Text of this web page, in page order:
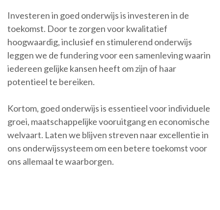
Investeren in goed onderwijs is investeren in de
toekomst. Door te zorgen voor kwalitatief
hoogwaardig, inclusief en stimulerend onderwijs
leggen we de fundering voor een samenleving waarin
iedereen gelijke kansen heeft om zijn of haar
potentieel te bereiken.
Kortom, goed onderwijs is essentieel voor individuele
groei, maatschappelijke vooruitgang en economische
welvaart. Laten we blijven streven naar excellentie in
ons onderwijssysteem om een betere toekomst voor
ons allemaal te waarborgen.